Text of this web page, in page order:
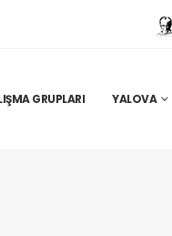
GRUPLARI YALOVA